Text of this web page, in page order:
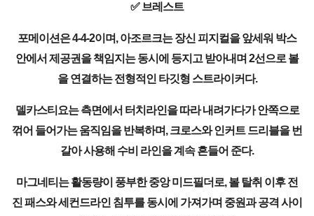
✅ 브레스트
포메이션은 4-4-2이며, 아조르크는 장신 피지컬을 앞세워 박스
안에서 제공권을 책임지는 동시에 등지고 받아내며 2선으로 볼
을 연결하는 전형적인 타깃형 스트라이커다.
델카스티요는 측면에서 터치라인을 따라 내려가다가 안쪽으로
꺾어 들어가는 움직임을 반복하며, 크로스와 인커트 드리블을 번
갈아 사용해 수비 라인을 계속 흔들어 준다.
마그네티는 활동량이 풍부한 중앙 미드필더로, 볼 탈취 이후 전
진 패스와 세컨드라인 침투를 동시에 가져가며 중원과 공격 사이